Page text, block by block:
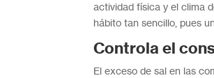
actividad física y el clima
hábito tan sencillo, pues
Controla el
El exceso de sal en las